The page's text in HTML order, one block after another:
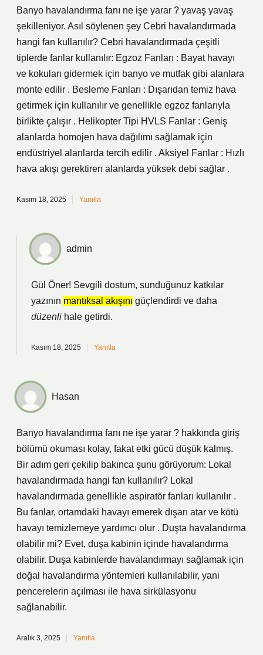
Banyo havalandırma fanı ne işe yarar ? yavaş yavaş
şekilleniyor. Asıl söylenen şey Cebri havalandırmada
hangi fan kullanılır? Cebri havalandırmada çeşitli
tiplerde fanlar kullanılır: Egzoz Fanları : Bayat havayı
ve kokuları gidermek için banyo ve mutfak gibi alanlara
monte edilir . Besleme Fanları : Dışarıdan temiz hava
getirmek için kullanılır ve genellikle egzoz fanlarıyla
birlikte çalışır . Helikopter Tipi HVLS Fanlar : Geniş
alanlarda homojen hava dağılımı sağlamak için
endüstriyel alanlarda tercih edilir . Aksiyel Fanlar : Hızlı
hava akışı gerektiren alanlarda yüksek debi sağlar .
Kasım 18, 2025 Yanıtla
admin
Gül Öner! Sevgili dostum, sunduğunuz katkılar
yazının mantıksal akışını güçlendirdi ve daha
düzenli hale getirdi.
Kasım 18, 2025 Yanıtla
Hasan
Banyo havalandırma fanı ne işe yarar ? hakkında giriş
bölümü okuması kolay, fakat etki gücü düşük kalmış.
Bir adım geri çekilip bakınca şunu görüyorum: Lokal
havalandırmada hangi fan kullanılır? Lokal
havalandırmada genellikle aspiratör fanları kullanılır .
Bu fanlar, ortamdaki havayı emerek dışarı atar ve kötü
havayı temizlemeye yardımcı olur . Duşta havalandırma
olabilir mi? Evet, duşa kabinin içinde havalandırma
olabilir. Duşa kabinlerde havalandırmayı sağlamak için
doğal havalandırma yöntemleri kullanılabilir, yani
pencerelerin açılması ile hava sirkülasyonu
sağlanabilir.
Aralık 3, 2025 Yanıtla